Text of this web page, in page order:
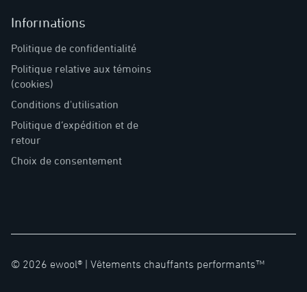
Informations
Politique de confidentialité
Politique relative aux témoins
(cookies)
Conditions d'utilisation
Politique d’expédition et de
retour
Choix de consentement
© 2026 ewool® | Vêtements chauffants performants™